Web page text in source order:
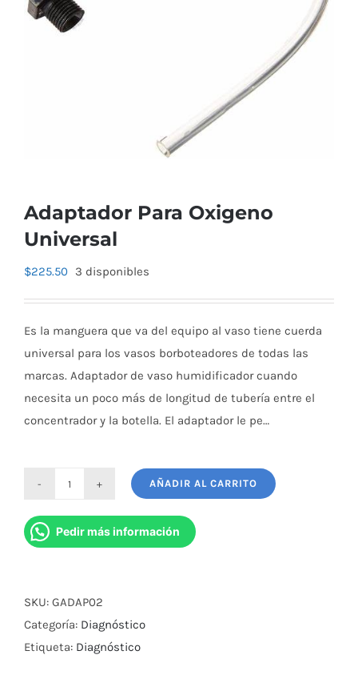
Adaptador Para Oxigeno
Universal
$225.50 3 disponibles
Es la manguera que va del equipo al vaso tiene cuerda
universal para los vasos borboteadores de todas las
marcas. Adaptador de vaso humidificador cuando
necesita un poco más de longitud de tubería entre el
concentrador y la botella. El adaptador le pe…
Para
Oxigeno
AÑADIR AL CARRITO
Pedir más información
SKU: GADAP02
Categoría: Diagnóstico
Etiqueta: Diagnóstico